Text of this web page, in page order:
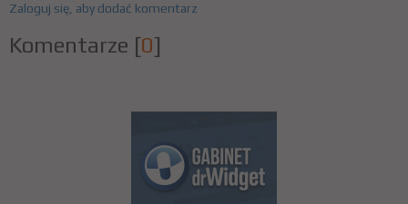
Zaloguj się, aby dodać komentarz
Komentarze [0]